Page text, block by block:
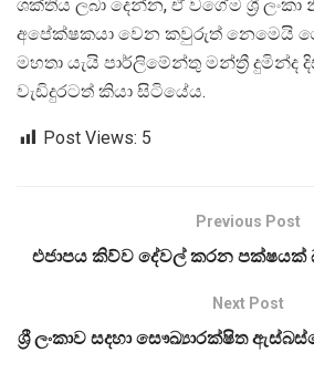
ශක්තිය ලබා දෙන්න, ඒ වගේම ශ්‍රී
අපේක්ෂකයා වෙන කවුරුත් නෙමෙයි
මහතා යැයි පාර්ලිමේන්තු මන්ත්‍රී දුමින්ද
වැඩිදුරටත් කියා සිටියේය.
Post Views: 5
Previous Post
එජාපය කිව්ව දේවල් කරන පක්ෂයක්
Next Post
ශ්‍රී ලංකාව සදහා සෞඛ්‍යාරක්ෂිත